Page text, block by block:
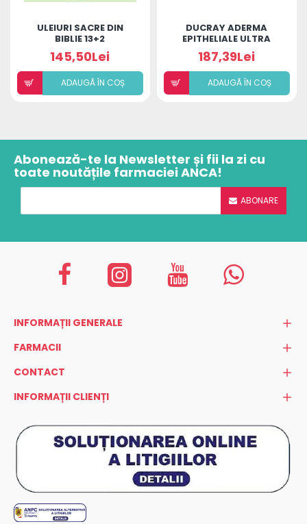
ULEIURI SACRE DIN
BIBLIE 13+2
145,50Lei
ADAUGÃ ÎN COȘ
DUCRAY ADERMA
EPITHELIALE ULTRA
REPAIR SER HA+. 30ML
187,39Lei
ADAUGÃ ÎN COȘ
Abonează-te la Newsletter și fii la zi cu
toate noutățile farmaciei ANCA!
ABONARE
INFORMAȚII GENERALE
FARMACII
CONTACT
INFORMAȚII CLIENȚI